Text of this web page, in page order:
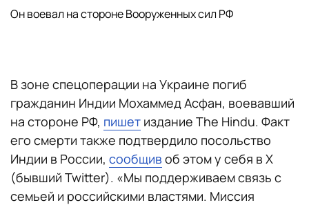
Он воевал на стороне Вооруженных сил РФ
В зоне спецоперации на Украине погиб
гражданин Индии Мохаммед Асфан, воевавший
на стороне РФ, пишет издание The Hindu. Факт
его смерти также подтвердило посольство
Индии в России, сообщив об этом у себя в X
(бывший Twitter). «Мы поддерживаем связь с
семьей и российскими властями. Миссия